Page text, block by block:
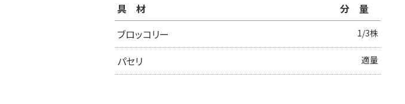
具材
分量
ブロッコリー
1/3株
パセリ 適量